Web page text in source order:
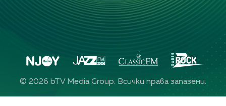
© 2026 bTV Media Group. Всички права запазени.